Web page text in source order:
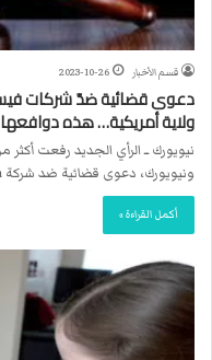
قسم الأخبار 2023-10-26
ولاية أمريكية… هذه دوافعها
ونيويورك، دعوى قضائية ضد شركة Meta، المالكة لمنصات (فيسبوك،…
أكمل القراءة »